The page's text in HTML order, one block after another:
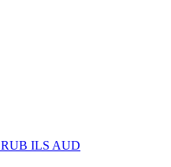
RUB ILS AUD